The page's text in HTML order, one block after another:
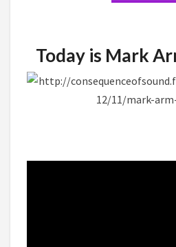
Today is Mark